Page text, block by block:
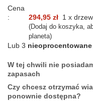
Cena
:
294,95 zł 1 x
(Dodaj do koszyka,
planeta)
Lub 3 nieoprocentowane
W tej chwili nie
zapasach
Czy chcesz otrzymać
ponownie dostępna?